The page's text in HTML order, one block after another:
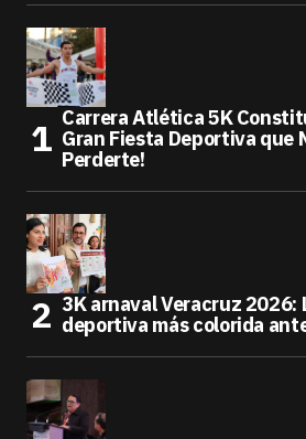
Carrera Atlética 5K
Gran Fiesta Deportiva que
Perderte!
3K arnaval Veracruz 2026:
deportiva más colorida